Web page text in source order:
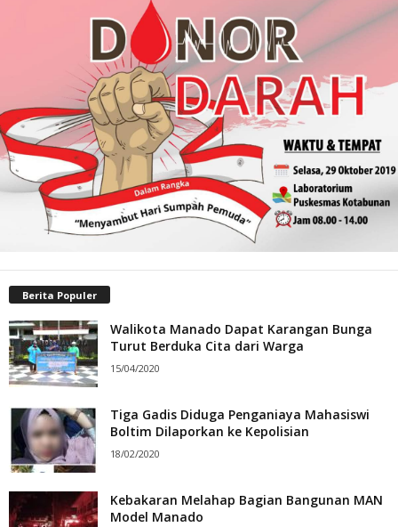
Berita Populer
Walikota Manado Dapat Karangan Bunga
Turut Berduka Cita dari Warga
15/04/2020
Tiga Gadis Diduga Penganiaya Mahasiswi
Boltim Dilaporkan ke Kepolisian
18/02/2020
Kebakaran Melahap Bagian Bangunan MAN
Model Manado